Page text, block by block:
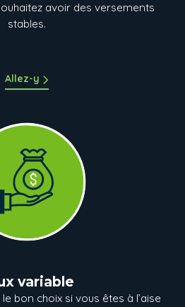
avoir des versements
stables.
Allez-y
variable
bon choix si vous êtes à l’aise